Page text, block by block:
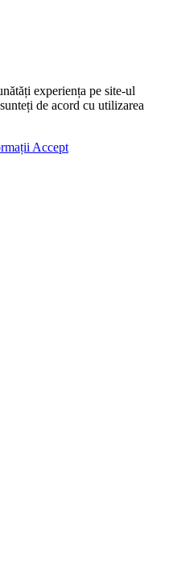
experiența pe site-ul
de acord cu utilizarea
Accept